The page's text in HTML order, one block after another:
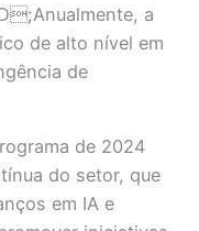
a
de alto nível em
de
de 2024
do setor, que
em IA e